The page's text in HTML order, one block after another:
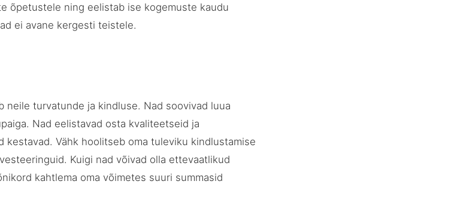
õpetustele ning eelistab ise kogemuste kaudu
ei avane kergesti teistele.
neile turvatunde ja kindluse. Nad soovivad luua
Nad eelistavad osta kvaliteetseid ja
kestavad. Vähk hoolitseb oma tuleviku kindlustamise
Kuigi nad võivad olla ettevaatlikud
kahtlema oma võimetes suuri summasid